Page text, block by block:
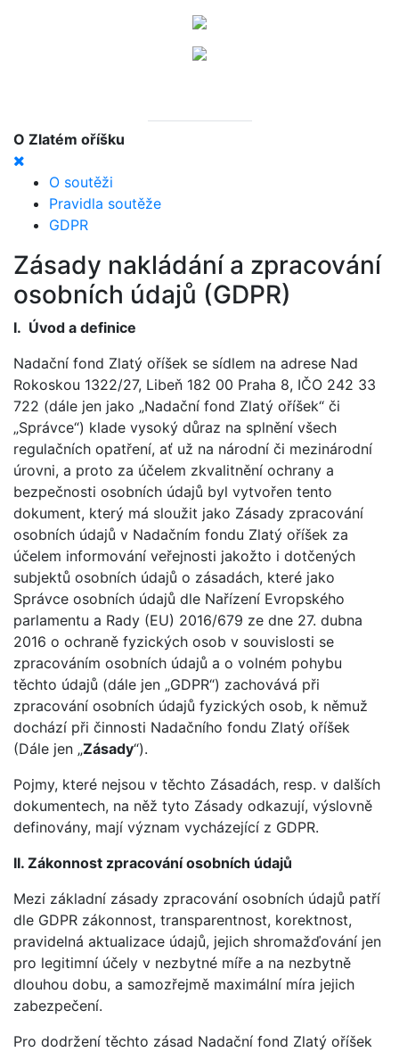
O Zlatém oříšku
O soutěži
Pravidla soutěže
GDPR
Zásady nakládání a zpracování
osobních údajů (GDPR)
I. Úvod a definice
Nadační fond Zlatý oříšek se sídlem na adrese Nad
Rokoskou 1322/27, Libeň 182 00 Praha 8, IČO 242 33
722 (dále jen jako „Nadační fond Zlatý oříšek“ či
„Správce“) klade vysoký důraz na splnění všech
regulačních opatření, ať už na národní či mezinárodní
úrovni, a proto za účelem zkvalitnění ochrany a
bezpečnosti osobních údajů byl vytvořen tento
dokument, který má sloužit jako Zásady zpracování
osobních údajů v Nadačním fondu Zlatý oříšek za
účelem informování veřejnosti jakožto i dotčených
subjektů osobních údajů o zásadách, které jako
Správce osobních údajů dle Nařízení Evropského
parlamentu a Rady (EU) 2016/679 ze dne 27. dubna
2016 o ochraně fyzických osob v souvislosti se
zpracováním osobních údajů a o volném pohybu
těchto údajů (dále jen „GDPR“) zachovává při
zpracování osobních údajů fyzických osob, k němuž
dochází při činnosti Nadačního fondu Zlatý oříšek
(Dále jen „Zásady“).
Pojmy, které nejsou v těchto Zásadách, resp. v dalších
dokumentech, na něž tyto Zásady odkazují, výslovně
definovány, mají význam vycházející z GDPR.
II. Zákonnost zpracování osobních údajů
Mezi základní zásady zpracování osobních údajů patří
dle GDPR zákonnost, transparentnost, korektnost,
pravidelná aktualizace údajů, jejich shromažďování jen
pro legitimní účely v nezbytné míře a na nezbytně
dlouhou dobu, a samozřejmě maximální míra jejich
zabezpečení.
Pro dodržení těchto zásad Nadační fond Zlatý oříšek